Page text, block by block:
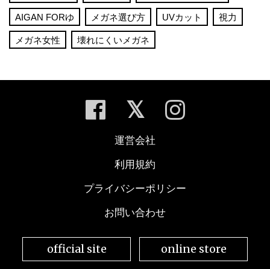
AIGAN FORゆ メガネ選び方 UVカット 視力
メガネ女性 壊れにくいメガネ
運営会社
利用規約
プライバシーポリシー
お問い合わせ
official site online store